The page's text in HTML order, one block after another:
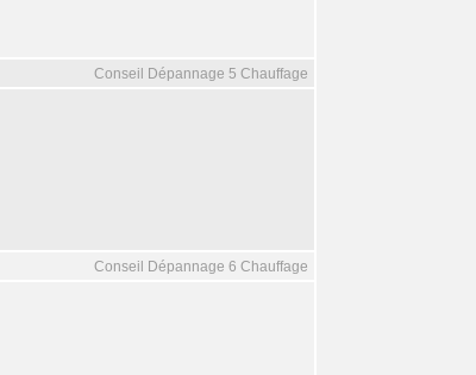
Conseil Dépannage 5 Chauffage
Conseil Dépannage 6 Chauffage